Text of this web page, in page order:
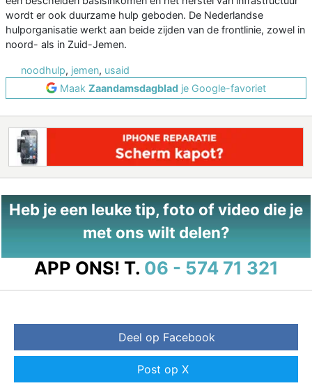
wordt er ook duurzame hulp geboden. De Nederlandse
hulporganisatie werkt aan beide zijden van de frontlinie, zowel in
noord- als in Zuid-Jemen.
noodhulp, jemen, usaid
Maak Zaandamsdagblad je Google-favoriet
Heb je een leuke tip, foto of video die je
met ons wilt delen?
APP ONS! T. 06 - 574 71 321
Deel op Facebook
Post op X